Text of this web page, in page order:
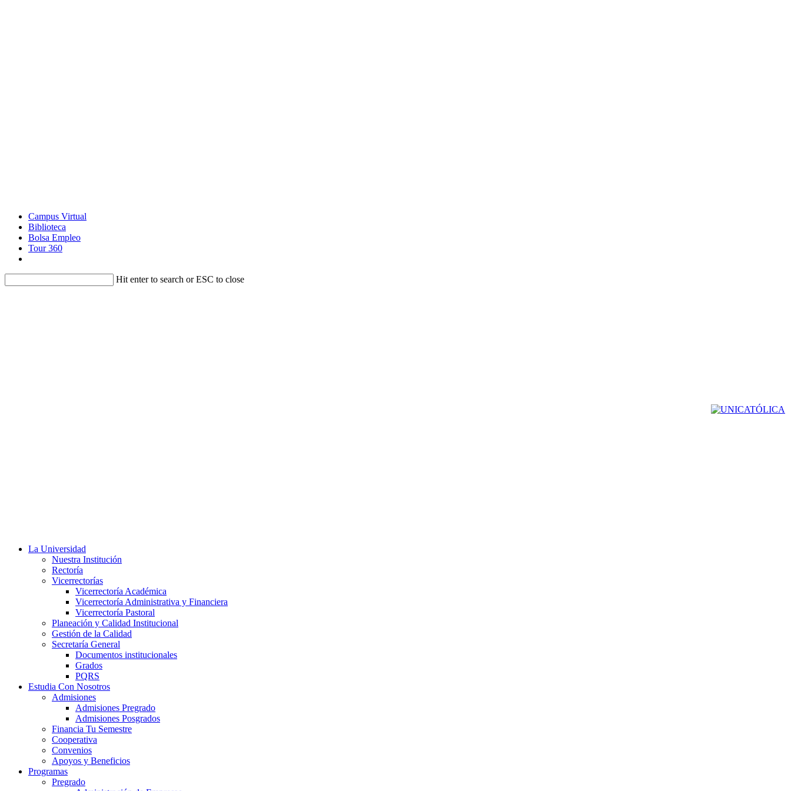
Campus Virtual
Biblioteca
Bolsa Empleo
Tour 360
Hit enter to search or ESC to close
La Universidad
Nuestra Institución
Rectoría
Vicerrectorías
Vicerrectoría Académica
Vicerrectoría Administrativa y Financiera
Vicerrectoría Pastoral
Planeación y Calidad Institucional
Gestión de la Calidad
Secretaría General
Documentos institucionales
Grados
PQRS
Estudia Con Nosotros
Admisiones
Admisiones Pregrado
Admisiones Posgrados
Financia Tu Semestre
Cooperativa
Convenios
Apoyos y Beneficios
Programas
Pregrado